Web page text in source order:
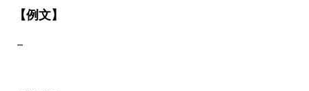
【例文】
－